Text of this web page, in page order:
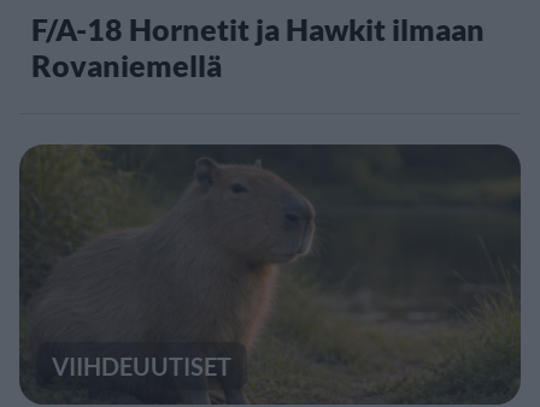
F/A-18 Hornetit ja Hawkit ilmaan
Rovaniemellä
VIIHDEUUTISET